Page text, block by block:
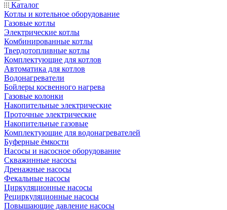
Каталог
Котлы и котельное оборудование
Газовые котлы
Электрические котлы
Комбинированные котлы
Твердотопливные котлы
Комплектующие для котлов
Автоматика для котлов
Водонагреватели
Бойлеры косвенного нагрева
Газовые колонки
Накопительные электрические
Проточные электрические
Накопительные газовые
Комплектующие для водонагревателей
Буферные ёмкости
Насосы и насосное оборудование
Скважинные насосы
Дренажные насосы
Фекальные насосы
Циркуляционные насосы
Рециркуляционные насосы
Повышающие давление насосы